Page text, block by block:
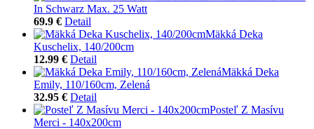
In Schwarz Max. 25 Watt
69.9 € Detail
Mäkká Deka
Kuschelix, 140/200cm
12.99 € Detail
Mäkká Deka
Emily, 110/160cm, Zelená
32.95 € Detail
Posteľ Z Masívu
Merci - 140x200cm